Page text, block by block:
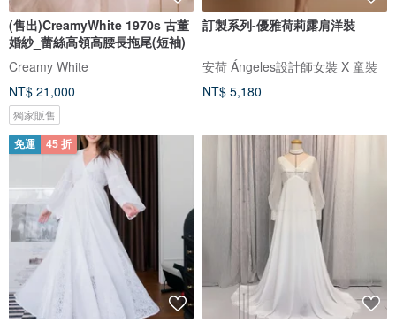
(售出)CreamyWhite 1970s 古董
婚紗_蕾絲高領高腰長拖尾(短袖)
Creamy White
NT$ 21,000
獨家販售
訂製系列-優雅荷莉露肩洋裝
安荷 Ángeles設計師女裝 X 童裝
NT$ 5,180
免運 45 折